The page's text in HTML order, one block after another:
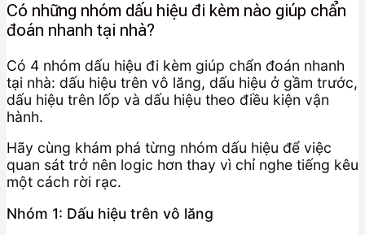
Có những nhóm dấu hiệu đi kèm nào giúp chẩn
đoán nhanh tại nhà?
Có 4 nhóm dấu hiệu đi kèm giúp chẩn đoán nhanh
tại nhà: dấu hiệu trên vô lăng, dấu hiệu ở gầm trước,
dấu hiệu trên lốp và dấu hiệu theo điều kiện vận
hành.
Hãy cùng khám phá từng nhóm dấu hiệu để việc
quan sát trở nên logic hơn thay vì chỉ nghe tiếng kêu
một cách rời rạc.
Nhóm 1: Dấu hiệu trên vô lăng